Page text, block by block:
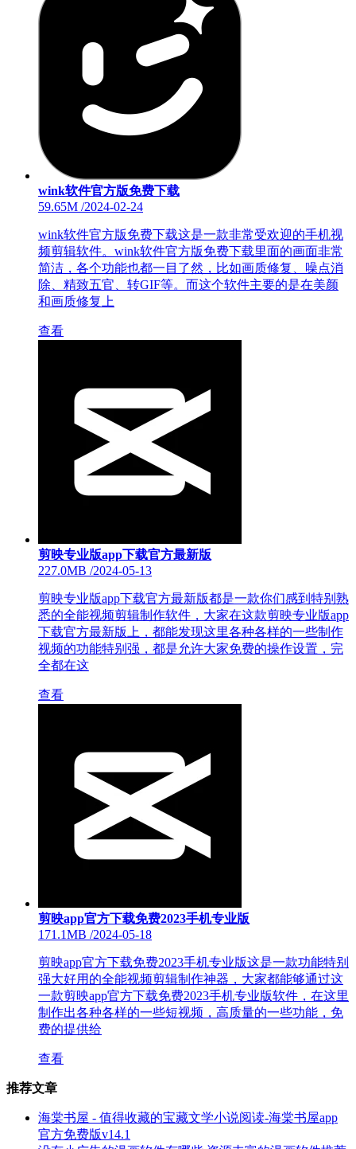
wink软件官方版免费下载
59.65M /2024-02-24
wink软件官方版免费下载这是一款非常受欢迎的手机视
频剪辑软件。wink软件官方版免费下载里面的画面非常
简洁，各个功能也都一目了然，比如画质修复、噪点消
除、精致五官、转GIF等。而这个软件主要的是在美颜
和画质修复上
查看
剪映专业版app下载官方最新版
227.0MB /2024-05-13
剪映专业版app下载官方最新版都是一款你们感到特别熟
悉的全能视频剪辑制作软件，大家在这款剪映专业版app
下载官方最新版上，都能发现这里各种各样的一些制作
视频的功能特别强，都是允许大家免费的操作设置，完
全都在这
查看
剪映app官方下载免费2023手机专业版
171.1MB /2024-05-18
剪映app官方下载免费2023手机专业版这是一款功能特别
强大好用的全能视频剪辑制作神器，大家都能够通过这
一款剪映app官方下载免费2023手机专业版软件，在这里
制作出各种各样的一些短视频，高质量的一些功能，免
费的提供给
查看
推荐文章
海棠书屋 - 值得收藏的宝藏文学小说阅读-海棠书屋app
官方免费版v14.1